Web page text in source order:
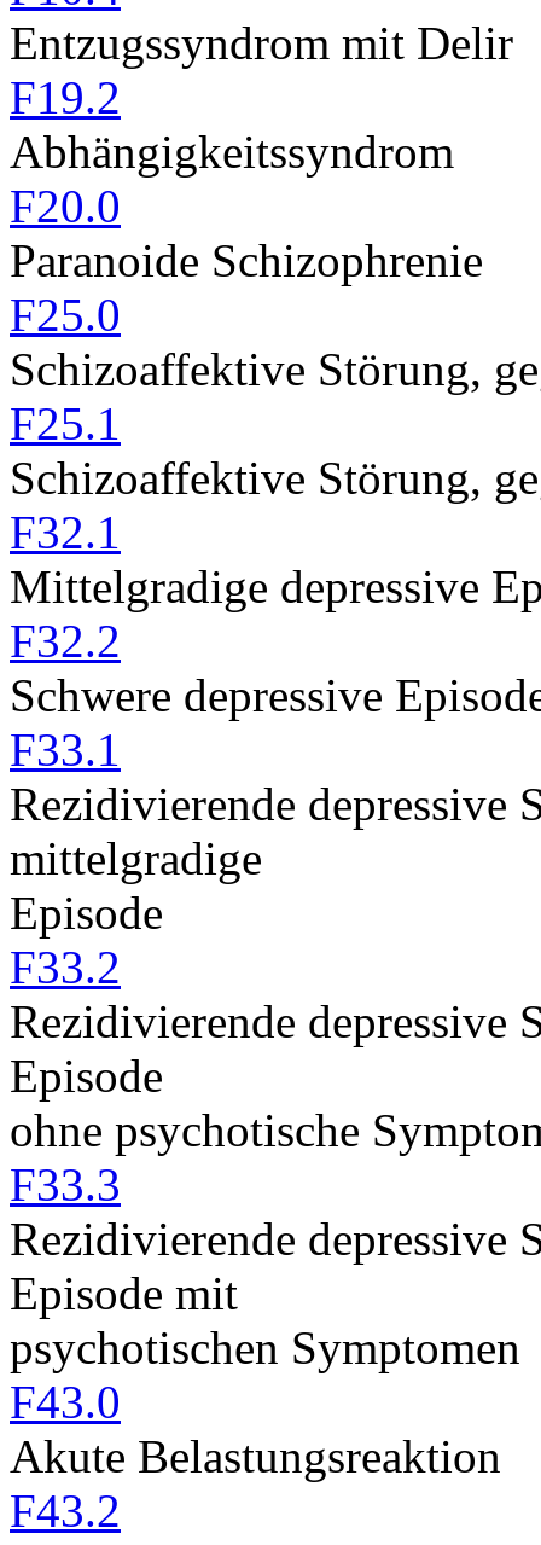
Entzugssyndrom mit Delir
F19.2
Abhängigkeitssyndrom
F20.0
Paranoide Schizophrenie
F25.0
Schizoaffektive Störung,
F25.1
Schizoaffektive Störung,
F32.1
Mittelgradige depressive
F32.2
Schwere depressive
F33.1
Rezidivierende depressive
mittelgradige
Episode
F33.2
Rezidivierende depressive
Episode
ohne psychotische
F33.3
Rezidivierende depressive
Episode mit
psychotischen Symptomen
F43.0
Akute Belastungsreaktion
F43.2